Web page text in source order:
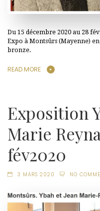
Du 15 décembre 2020 au 28
Expo à Montsûrs (Mayenne)
bronze.
READ MORE
Exposition
Marie
fév2020
3 MARS 2020 NO